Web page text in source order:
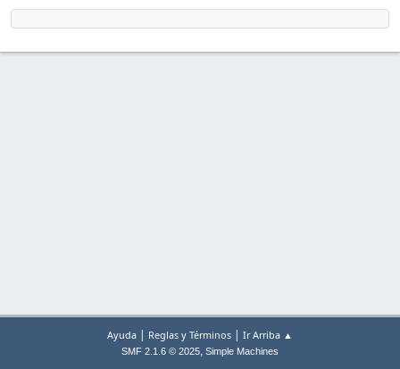
Ayuda | Reglas y Términos | Ir Arriba ▲
SMF 2.1.6 © 2025, Simple Machines